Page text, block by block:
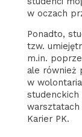
w oczach
Ponadto,
tzw.
m.in.
ale również
w
studenckich
warsztatach
Karier PK.